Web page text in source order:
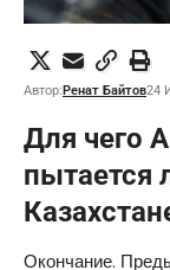
Автор:Ренат Байтов24
Для чего
пытается
Окончание.